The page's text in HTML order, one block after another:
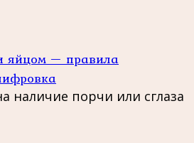
яйцом — правила
наличие порчи или сглаза